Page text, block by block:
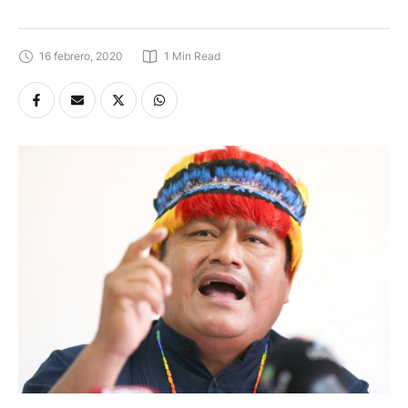
16 febrero, 2020 1 Min Read